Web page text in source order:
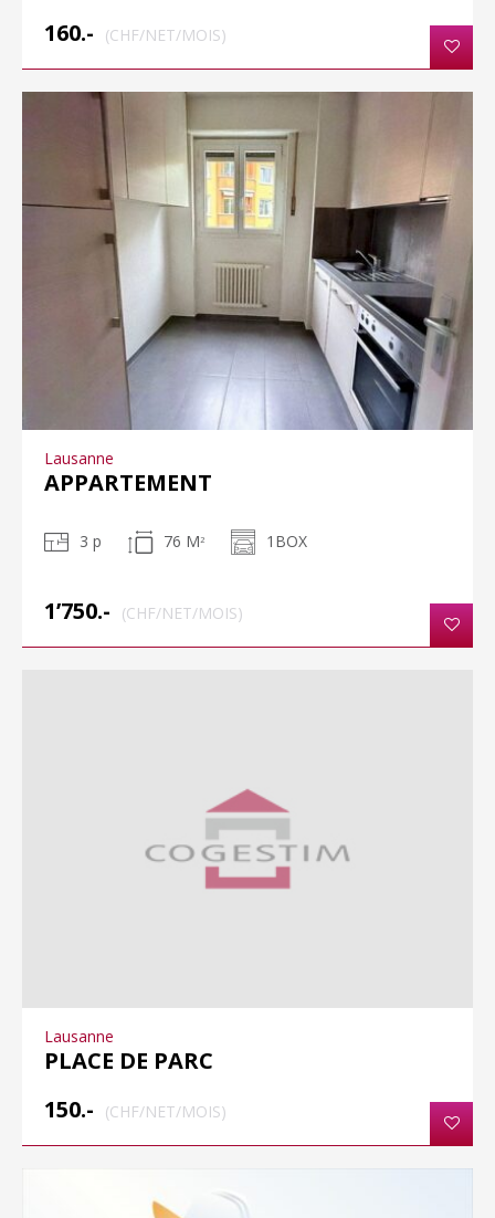
160.-
(CHF/NET/MOIS)
Lausanne
APPARTEMENT
3 p 76 M 2 1BOX
1’750.- (CHF/NET/MOIS)
Lausanne
PLACE DE PARC
150.-
(CHF/NET/MOIS)